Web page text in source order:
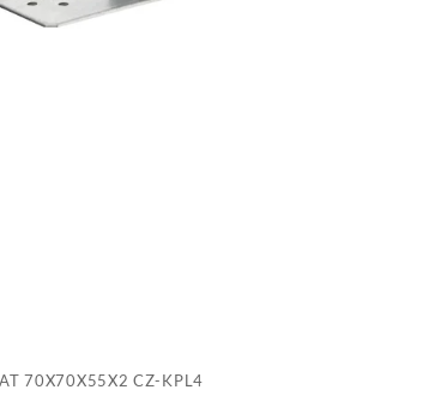
70X70X55X2 CZ-KPL4